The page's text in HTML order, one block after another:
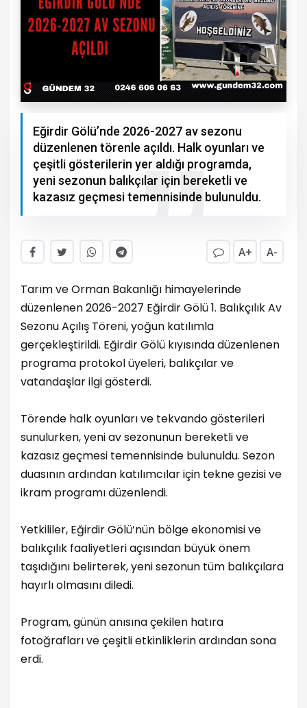
Eğirdir Gölü’nde 2026-2027 av sezonu
düzenlenen törenle açıldı. Halk oyunları ve
çeşitli gösterilerin yer aldığı programda,
yeni sezonun balıkçılar için bereketli ve
kazasız geçmesi temennisinde bulunuldu.
A+ A-
Tarım ve Orman Bakanlığı himayelerinde
düzenlenen 2026-2027 Eğirdir Gölü 1. Balıkçılık Av
Sezonu Açılış Töreni, yoğun katılımla
gerçekleştirildi. Eğirdir Gölü kıyısında düzenlenen
programa protokol üyeleri, balıkçılar ve
vatandaşlar ilgi gösterdi.
Törende halk oyunları ve tekvando gösterileri
sunulurken, yeni av sezonunun bereketli ve
kazasız geçmesi temennisinde bulunuldu. Sezon
duasının ardından katılımcılar için tekne gezisi ve
ikram programı düzenlendi.
Yetkililer, Eğirdir Gölü’nün bölge ekonomisi ve
balıkçılık faaliyetleri açısından büyük önem
taşıdığını belirterek, yeni sezonun tüm balıkçılara
hayırlı olmasını diledi.
Program, günün anısına çekilen hatıra
fotoğrafları ve çeşitli etkinliklerin ardından sona
erdi.